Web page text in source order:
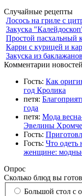
Случайные рецепты
Лосось на гриле с
Закуска
Простой пасхальный
Карри с курицей и
Закуска из
Комментарии новостей
Гость: Как
год Кролика
петя:
года
петя: Мода
Эвелины
Гость:
Гость: Что одеть
женщине:
Опрос
Сколько блюд вы
Большой стол с